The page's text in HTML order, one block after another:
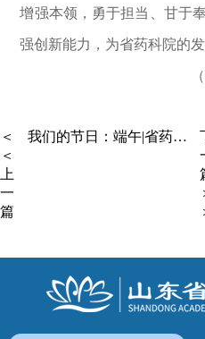
增强本领，勇于担当、甘于
强创新能力，为省药科院的
＜
＜
上
一
篇
我们的节日：端午|省药科院组织党员干部到社区开展“双报到”活动